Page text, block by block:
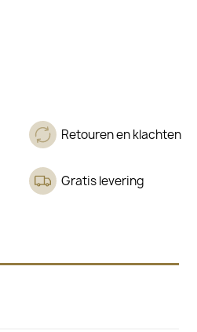
Retouren en klachten
Gratis levering